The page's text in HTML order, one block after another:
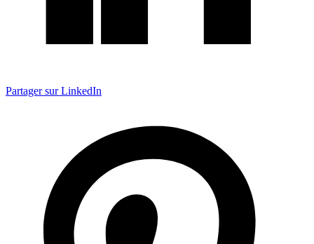
Partager sur LinkedIn